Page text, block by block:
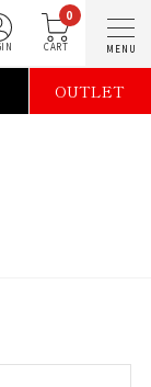
0
OUTLET